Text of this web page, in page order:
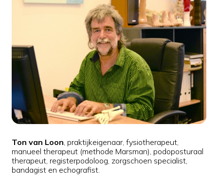
Ton van Loon, praktijkeigenaar, fysiotherapeut,
manueel therapeut (methode Marsman), podoposturaal
therapeut, registerpodoloog, zorgschoen specialist,
bandagist en echografist.